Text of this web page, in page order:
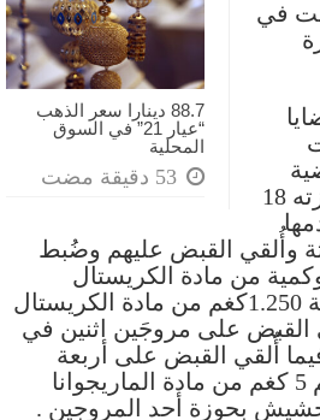
88.7 دينارا سعر الذهب
“عيار 21” في السوق
المحلية
في
الثانية أُلقي القبض على تاجر آخر وضبط بحوزته 18
وأُلقي القبض عليهم وضُبط
500 حبة مخدرة وكمية من مادة الكريستال
القاتلة وسلاح ناري، وضبط في القضية الرابعة 1.250كغم من مادة الكريستال
القبض على مروجَين اثنين في
14 كف حشيش، فيما أُلقي القبض على أربعة
مروجين في القضية السادسة وضبط بحوزتهم 5 كغم من مادة الماريجوانا